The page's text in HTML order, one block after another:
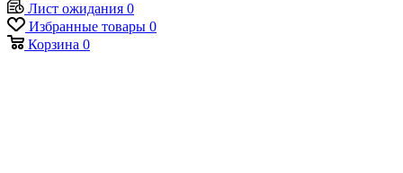
Лист ожидания 0
Избранные товары 0
Корзина 0